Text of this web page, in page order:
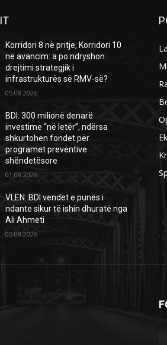
Korridori 8 në pritje, Korridori 10
në avancim: a po ndryshon
drejtimi strategjik i
infrastrukturës së RMV-së?
05.08.2026
BDI: 300 milionë denarë
investime “në letër”, ndërsa
shkurtohen fondet për
programet preventive
shëndetësore
01.08.2026
VLEN: BDI vendet e punës i
ndante sikur të ishin dhuratë nga
Ali Ahmeti
05.08.2026